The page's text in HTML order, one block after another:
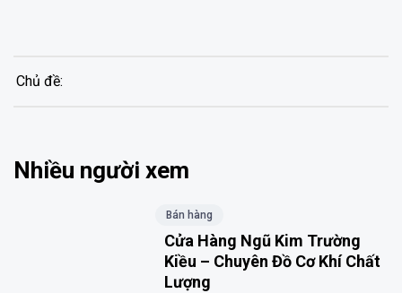
Chủ đề:
Nhiều người xem
Bán hàng
Cửa Hàng Ngũ Kim Trường
Kiều – Chuyên Đồ Cơ Khí Chất
Lượng